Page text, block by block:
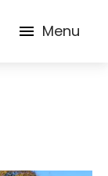
Menu